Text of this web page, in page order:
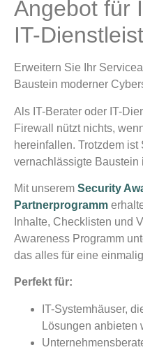
Angebot für
IT-
Erweitern Sie Ihr
Baustein moderner
Als IT-Berater oder IT-
Firewall nützt nichts,
hereinfallen. Trotzdem
vernachlässigte Baustein
Mit unserem Security
Partnerprogramm
Inhalte, Checklisten und
Awareness Programm
das alles für eine
Perfekt für:
IT-Systemhäuser,
Lösungen anbieten